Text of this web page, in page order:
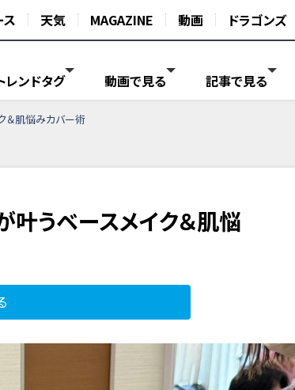
ス 天気 MAGAZINE 動画 ドラゴンズ
レンドタグ 動画で見る 記事で見る
＆肌悩みカバー術
叶うベースメイク＆肌悩